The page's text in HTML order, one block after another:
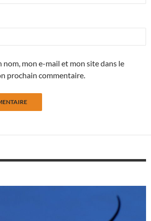
nom, mon e-mail et mon site dans le
prochain commentaire.